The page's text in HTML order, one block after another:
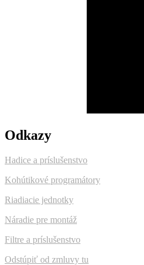
Odkazy
Hadice a príslušenstvo
Kohútikové programátory
Riadiacie jednotky
Náradie pre montáž
Filtre a príslušenstvo
Odstúpiť od zmluvy tu